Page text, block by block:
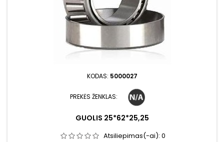
KODAS: 5000027
PREKĖS ŽENKLAS:
GUOLIS 25*62*25,25
Atsiliepimas(-ai): 0